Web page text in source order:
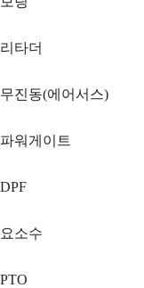
리타더
무진동(에어서스)
파워게이트
DPF
요소수
PTO